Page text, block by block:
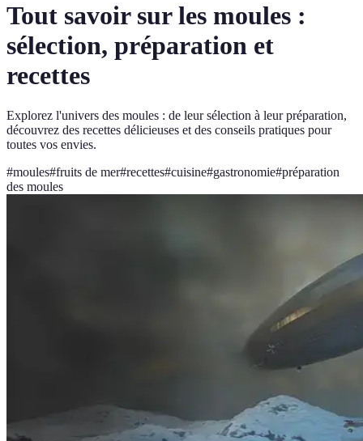
Tout savoir sur les moules :
sélection, préparation et
recettes
Explorez l'univers des moules : de leur sélection à leur préparation,
découvrez des recettes délicieuses et des conseils pratiques pour
toutes vos envies.
#moules#fruits de mer#recettes#cuisine#gastronomie#préparation
des moules